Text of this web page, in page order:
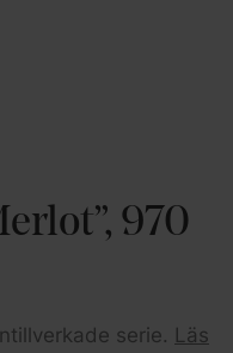
970
serie. Läs